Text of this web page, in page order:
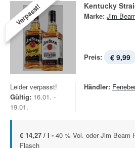
Verpasst! Kentucky
Marke: Jim
Preis: € 9,99
Leider verpasst!
Gültig: 16.01. -
19.01.
Händler:
€ 14,27 / l - 40 % Vol. oder Jim Beam
Flasch